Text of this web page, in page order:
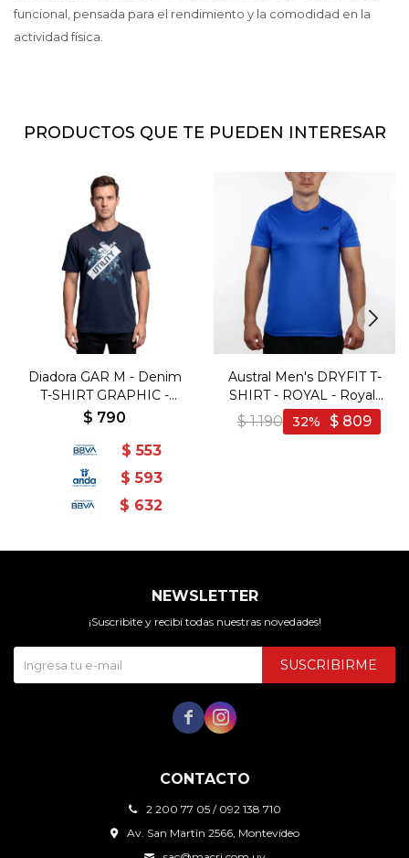
funcional, pensada para el rendimiento y la comodidad en la
actividad física.
PRODUCTOS QUE TE PUEDEN INTERESAR
Diadora GAR M - Denim
T-SHIRT GRAPHIC -
Varios
$ 790
$ 553
$ 593
$ 632
Austral Men's DRYFIT T-
SHIRT - ROYAL - Royal-
Royal
$ 1.190 $ 809
32
CONTACTO
2 200 77 05 / 092 138 710
Av. San Martin 2566, Montevideo
NEWSLETTER
¡Suscribite y recibí todas nuestras novedades!
SUSCRIBIRME
 